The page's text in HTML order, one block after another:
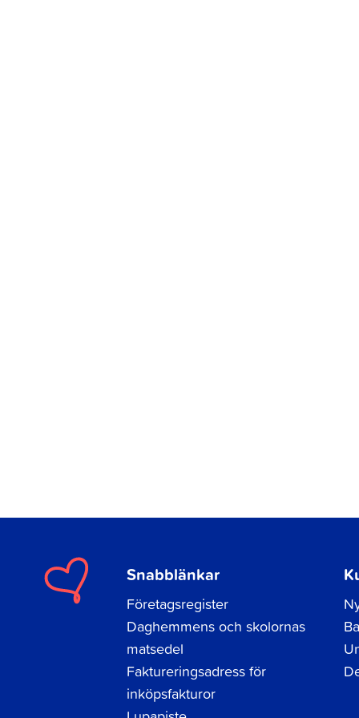
Snabblänkar
Företagsregister
Daghemmens och skolornas
matsedel
Faktureringsadress för
inköpsfakturor